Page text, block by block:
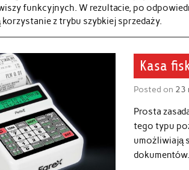
funkcyjnych. W rezultacie, po
z trybu szybkiej sprzedaży.
Kasa
Posted on 23
Prosta
tego typu
umożliwiają